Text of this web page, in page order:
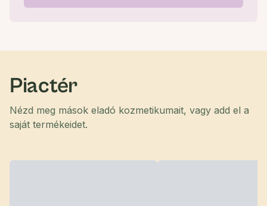
Piactér
Nézd meg mások eladó kozmetikumait, vagy add el a
saját termékeidet.